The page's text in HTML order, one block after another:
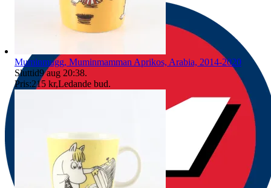
Muminmugg, Muminmamman Aprikos, Arabia, 2014-2020
Sluttid9 aug 20:38.
Pris:215 kr,Ledande bud.